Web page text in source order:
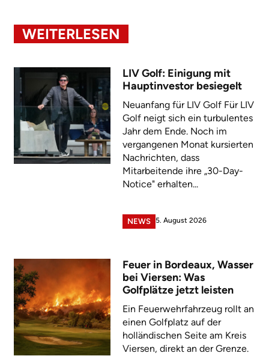
WEITERLESEN
LIV Golf: Einigung mit
Hauptinvestor besiegelt
Neuanfang für LIV Golf Für LIV
Golf neigt sich ein turbulentes
Jahr dem Ende. Noch im
vergangenen Monat kursierten
Nachrichten, dass
Mitarbeitende ihre „30-Day-
Notice" erhalten...
NEWS 5. August 2026
Feuer in Bordeaux, Wasser
bei Viersen: Was
Golfplätze jetzt leisten
Ein Feuerwehrfahrzeug rollt an
einen Golfplatz auf der
holländischen Seite am Kreis
Viersen, direkt an der Grenze.